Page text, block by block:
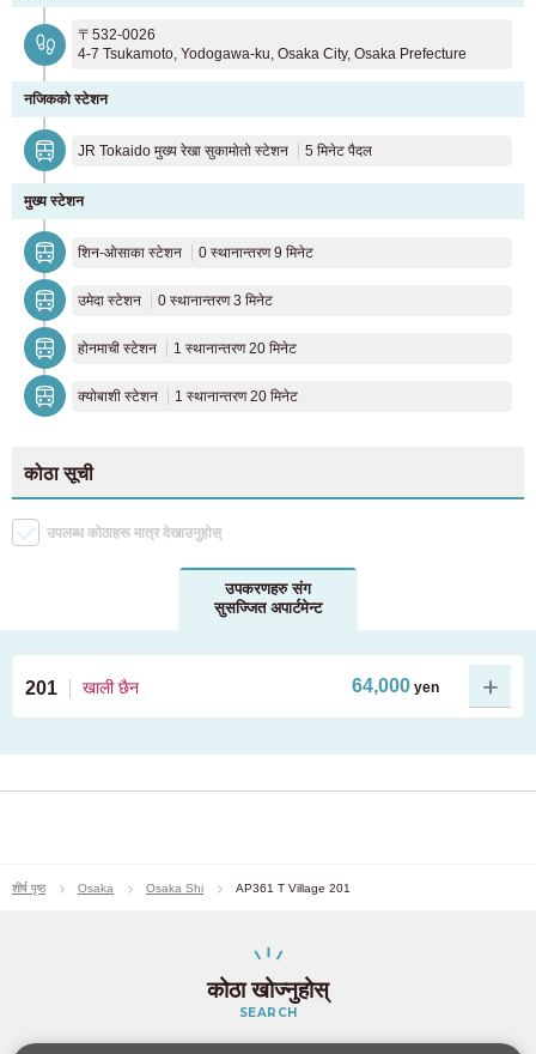
〒532-0026
4-7 Tsukamoto, Yodogawa-ku, Osaka City, Osaka Prefecture
नजिकको स्टेशन
JR Tokaido मुख्य रेखा सुकामोतो स्टेशन 5 मिनेट पैदल
मुख्य स्टेशन
शिन-ओसाका स्टेशन 0 स्थानान्तरण 9 मिनेट
उमेदा स्टेशन 0 स्थानान्तरण 3 मिनेट
होनमाची स्टेशन 1 स्थानान्तरण 20 मिनेट
क्योबाशी स्टेशन 1 स्थानान्तरण 20 मिनेट
कोठा सूची
उपलब्ध कोठाहरू मात्र देखाउनुहोस्
उपकरणहरु संग
सुसज्जित अपार्टमेन्ट
201 खाली छैन 64,000 yen
फोटो सूची हेर्नुहोस्
शीर्ष पृष्ठ Osaka Osaka Shi AP361 T Village 201
कोठा खोज्नुहोस्
SEARCH